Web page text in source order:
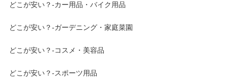
どこが安い？-カー用品・バイク用品
どこが安い？-ガーデニング・家庭菜園
どこが安い？-コスメ・美容品
どこが安い？-スポーツ用品